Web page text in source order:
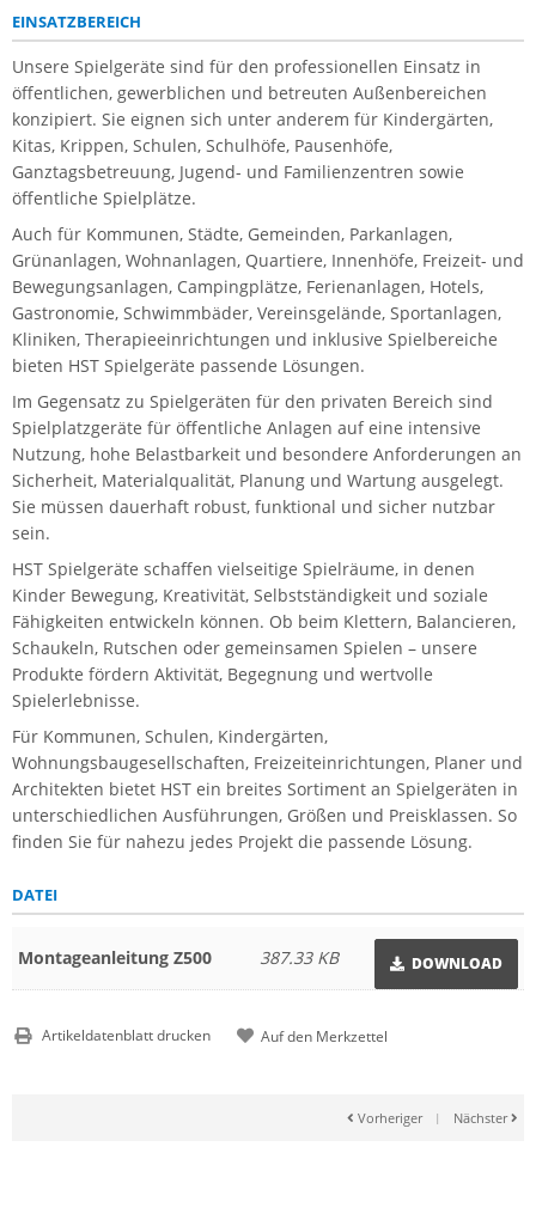
EINSATZBEREICH
Unsere Spielgeräte sind für den professionellen Einsatz in
öffentlichen, gewerblichen und betreuten Außenbereichen
konzipiert. Sie eignen sich unter anderem für Kindergärten,
Kitas, Krippen, Schulen, Schulhöfe, Pausenhöfe,
Ganztagsbetreuung, Jugend- und Familienzentren sowie
öffentliche Spielplätze.
Auch für Kommunen, Städte, Gemeinden, Parkanlagen,
Grünanlagen, Wohnanlagen, Quartiere, Innenhöfe, Freizeit- und
Bewegungsanlagen, Campingplätze, Ferienanlagen, Hotels,
Gastronomie, Schwimmbäder, Vereinsgelände, Sportanlagen,
Kliniken, Therapieeinrichtungen und inklusive Spielbereiche
bieten HST Spielgeräte passende Lösungen.
Im Gegensatz zu Spielgeräten für den privaten Bereich sind
Spielplatzgeräte für öffentliche Anlagen auf eine intensive
Nutzung, hohe Belastbarkeit und besondere Anforderungen an
Sicherheit, Materialqualität, Planung und Wartung ausgelegt.
Sie müssen dauerhaft robust, funktional und sicher nutzbar
sein.
HST Spielgeräte schaffen vielseitige Spielräume, in denen
Kinder Bewegung, Kreativität, Selbstständigkeit und soziale
Fähigkeiten entwickeln können. Ob beim Klettern, Balancieren,
Schaukeln, Rutschen oder gemeinsamen Spielen – unsere
Produkte fördern Aktivität, Begegnung und wertvolle
Spielerlebnisse.
Für Kommunen, Schulen, Kindergärten,
Wohnungsbaugesellschaften, Freizeiteinrichtungen, Planer und
Architekten bietet HST ein breites Sortiment an Spielgeräten in
unterschiedlichen Ausführungen, Größen und Preisklassen. So
finden Sie für nahezu jedes Projekt die passende Lösung.
DATEI
Montageanleitung Z500 DOWNLOAD
387.33 KB
Artikeldatenblatt drucken
Vorheriger | Nächster